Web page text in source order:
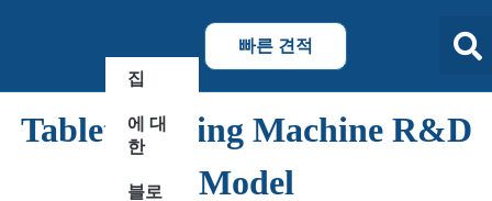
집
에 대
한
블로
빠른 견적
Tablet Coating Machine R&D
Model